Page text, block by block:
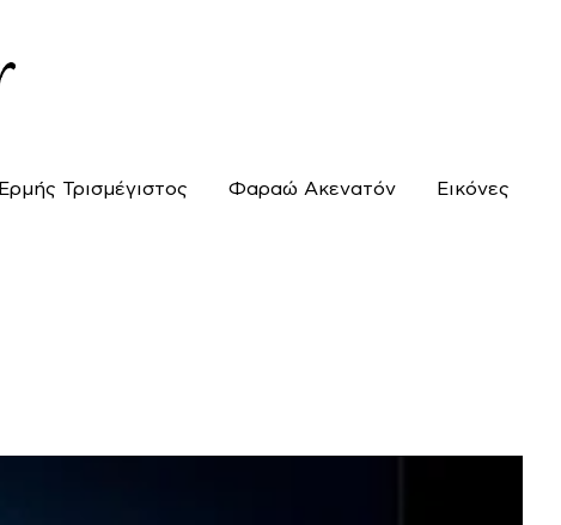
Ερμής Τρισμέγιστος Φαραώ Ακενατόν Εικόνες